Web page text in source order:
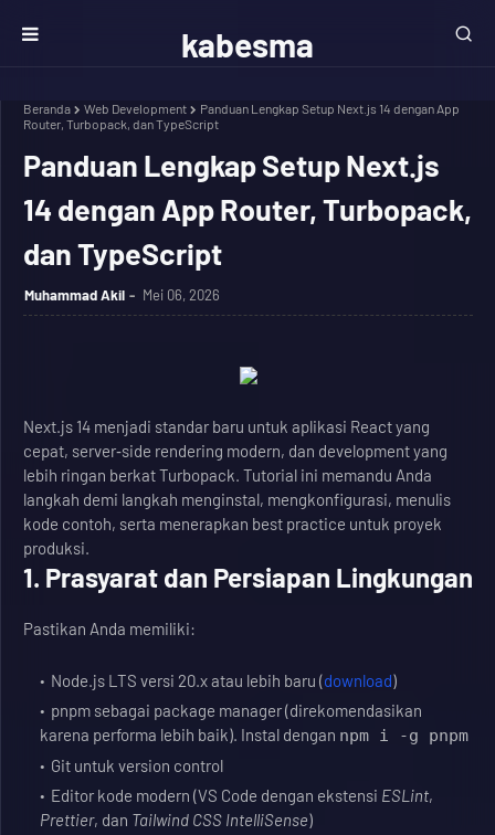
kabesma
Beranda Web Development
Panduan Lengkap Setup Next.js 14 dengan App
Router, Turbopack, dan TypeScript
Panduan Lengkap Setup Next.js
14 dengan App Router, Turbopack,
dan TypeScript
Muhammad Akil Mei 06, 2026
Next.js 14 menjadi standar baru untuk aplikasi React yang
cepat, server‑side rendering modern, dan development yang
lebih ringan berkat Turbopack. Tutorial ini memandu Anda
langkah demi langkah menginstal, mengkonfigurasi, menulis
kode contoh, serta menerapkan best practice untuk proyek
produksi.
1. Prasyarat dan Persiapan Lingkungan
Pastikan Anda memiliki:
Node.js LTS versi 20.x atau lebih baru (download)
pnpm sebagai package manager (direkomendasikan
karena performa lebih baik). Instal dengan npm i -g pnpm
Git untuk version control
Editor kode modern (VS Code dengan ekstensi ESLint,
Prettier, dan Tailwind CSS IntelliSense)